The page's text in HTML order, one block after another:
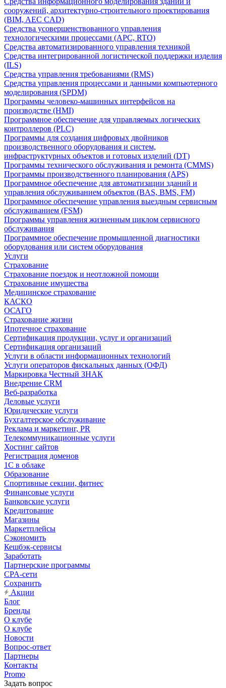
сооружений, архитектурно-строительного проектирования
(BIM, AEC CAD)
Средства усовершенствованного управления
технологическими процессами (APC, RTO)
Средства автоматизированного управления техникой
Средства интегрированной логистической поддержки изделия
(ILS)
Средства управления требованиями (RMS)
Средства управления процессами и данными компьютерного
моделирования (SPDM)
Программы человеко-машинных интерфейсов на
производстве (HMI)
Программное обеспечение для управляемых логических
контроллеров (PLC)
Программы для создания цифровых двойников
производственного оборудования и систем,
инфраструктурных объектов и готовых изделий (DT)
Программы технического обслуживания и ремонта (CMMS)
Программы производственного планирования (APS)
Программное обеспечение для автоматизации зданий и
управления обслуживанием объектов (BAS, BMS, FM)
Программное обеспечение управления выездным сервисным
обслуживанием (FSM)
Программы управления жизненным циклом сервисного
обслуживания
Программное обеспечение промышленной диагностики
оборудования или систем оборудования
Услуги
Страхование
Страхование поездок и неотложной помощи
Страхование имущества
Медицинское страхование
КАСКО
ОСАГО
Страхование жизни
Ипотечное страхование
Сертификация продукции, услуг и организаций
Сертификация организаций
Услуги в области информационных технологий
Услуги операторов фискальных данных (ОФД)
Маркировка Честный ЗНАК
Внедрение CRM
Веб-разработка
Деловые услуги
Юридические услуги
Бухгалтерское обслуживание
Реклама и маркетинг, PR
Телекоммуникационные услуги
Хостинг сайтов
Регистрация доменов
1С в облаке
Образование
Спортивные секции, фитнес
Финансовые услуги
Банковские услуги
Кредитование
Магазины
Маркетплейсы
Сэкономить
Кешбэк-сервисы
Заработать
Партнерские программы
CPA-сети
Сохранить
Акции
Блог
Бренды
О клубе
О клубе
Новости
Вопрос-ответ
Партнеры
Контакты
Promo
Задать вопрос